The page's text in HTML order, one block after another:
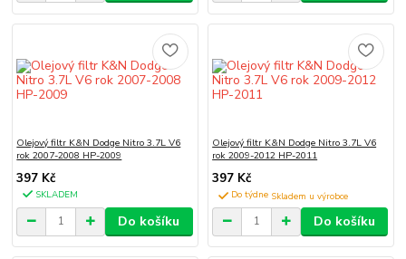
Olejový filtr K&N Dodge Nitro 3.7L V6
rok 2007-2008 HP-2009
397 Kč
SKLADEM
Do košíku
Olejový filtr K&N Dodge Nitro 3.7L V6
rok 2009-2012 HP-2011
397 Kč
Do týdne
Do košíku